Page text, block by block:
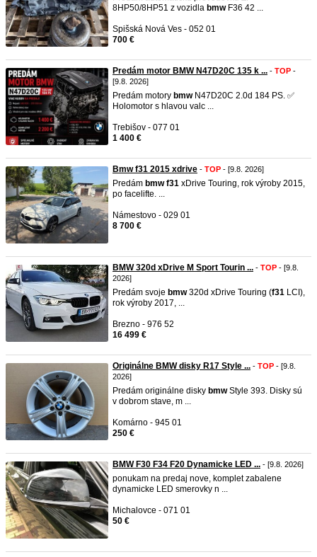
8HP50/8HP51 z vozidla bmwF36 42 ...
Spišská Nová Ves - 052 01
700 €
Predám motor BMW N47D20C 135 k ... - TOP -
[9.8. 2026]
Predám motory bmwN47D20C 2.0d 184 PS. ✅
Holomotor s hlavou valc ...
Trebišov - 077 01
1 400 €
Bmw f31 2015 xdrive - TOP - [9.8. 2026]
Predám bmw f31 xDrive Touring, rok výroby 2015,
po facelifte. ...
Námestovo - 029 01
8 700 €
BMW 320d xDrive M Sport Tourin ... - TOP - [9.8.
2026]
Predám svoje bmw320d xDrive Touring (f31 LCI),
rok výroby 2017, ...
Brezno - 976 52
16 499 €
Originálne BMW disky R17 Style ... - TOP - [9.8.
2026]
Predám originálne disky bmwStyle 393. Disky sú
v dobrom stave, m ...
Komárno - 945 01
250 €
BMW F30 F34 F20 Dynamicke LED ... - [9.8. 2026]
ponukam na predaj nove, komplet zabalene
dynamicke LED smerovky n ...
Michalovce - 071 01
50 €